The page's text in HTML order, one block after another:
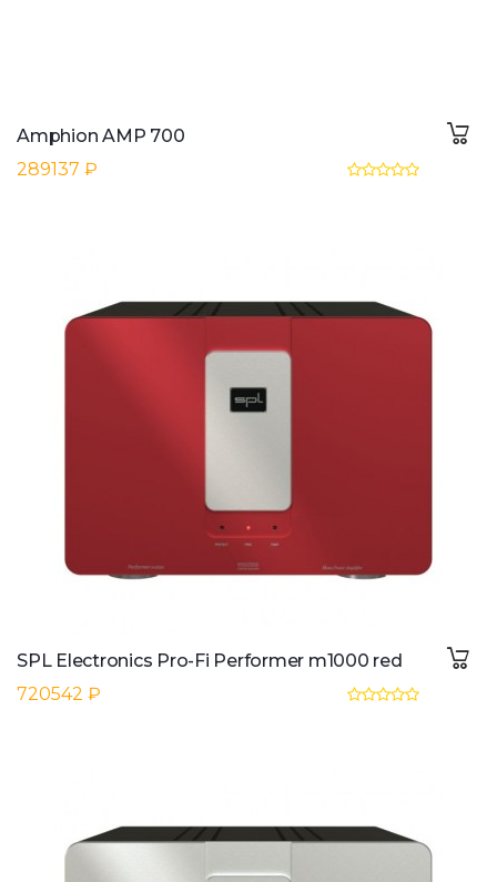
Amphion AMP 700
289137 ₽
SPL Electronics Pro-Fi Performer m1000 red
720542 ₽